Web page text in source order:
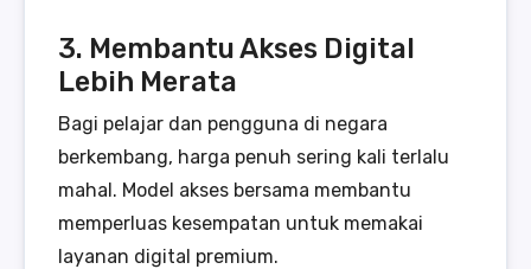
3. Membantu Akses Digital
Lebih Merata
Bagi pelajar dan pengguna di negara
berkembang, harga penuh sering kali terlalu
mahal. Model akses bersama membantu
memperluas kesempatan untuk memakai
layanan digital premium.